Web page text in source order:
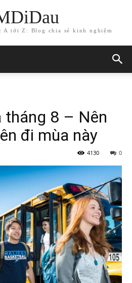
A tới Z: Blog chia sẻ kinh nghiệm
tháng 8 – Nên
đi mùa này
0
4130